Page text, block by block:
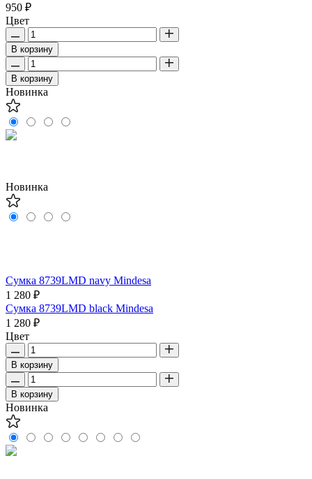
950 ₽
Цвет
В корзину
В корзину
Новинка
Новинка
Сумка 8739LMD navy Mindesa
1 280 ₽
Сумка 8739LMD black Mindesa
1 280 ₽
Цвет
В корзину
В корзину
Новинка